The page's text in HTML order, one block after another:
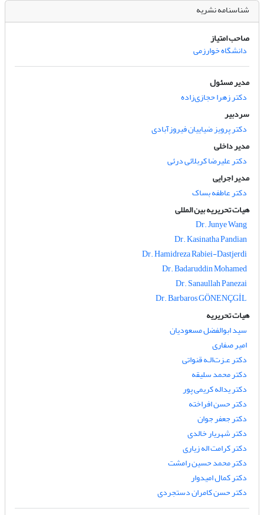
شناسنامه نشریه
صاحب امتیاز
دانشگاه خوارزمی
مدیر مسئول
دکتر زهرا حجازی‌زاده
سردبیر
دکتر پرویز ضیاییان فیروزآبادی
مدیر داخلی
دکتر علیرضا کربلائی درئی
مدیر اجرایی
دکتر عاطفه بساک
هیات تحریریه بین المللی
Dr. Junye Wang
Dr. Kasinatha Pandian
Dr. Hamidreza Rabiei-Dastjerdi
Dr. Badaruddin Mohamed
Dr. Sanaullah Panezai
Dr. Barbaros GÖNENÇGİL
هیات تحریریه
سید ابوالفضل مسعودیان
امیر صفاری
دکتر عـزت‌الـه قنواتی
دکتر محمد سلیقه
دکتر یداله کریمی پور
دکتر حسن افراخته
دکتر جعفر جوان
دکتر شهریار خالدی
دکتر کرامت اله زیاری
دکتر محمد حسین رامشت
دکتر کمال امیدوار
دکتر حسن کامران دستجردی